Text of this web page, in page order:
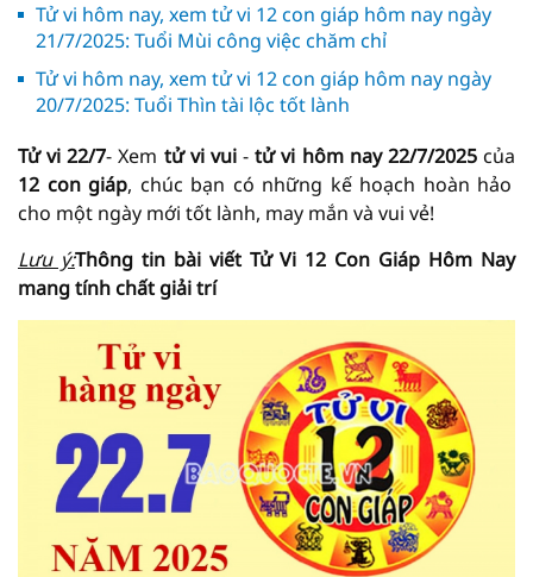
Tử vi hôm nay, xem tử vi 12 con giáp hôm nay ngày
21/7/2025: Tuổi Mùi công việc chăm chỉ
Tử vi hôm nay, xem tử vi 12 con giáp hôm nay ngày
20/7/2025: Tuổi Thìn tài lộc tốt lành
Tử vi 22/7- Xem tử vi vui-tử vi hôm nay 22/7/2025của
12 con giáp, chúc bạn có những kế hoạch hoàn hảo
cho một ngày mới tốt lành, may mắn và vui vẻ!
Lưu ý:Thông tin bài viết Tử Vi 12 Con Giáp Hôm Nay
mang tính chất giải trí